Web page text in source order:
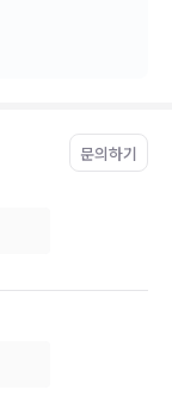
문의하기